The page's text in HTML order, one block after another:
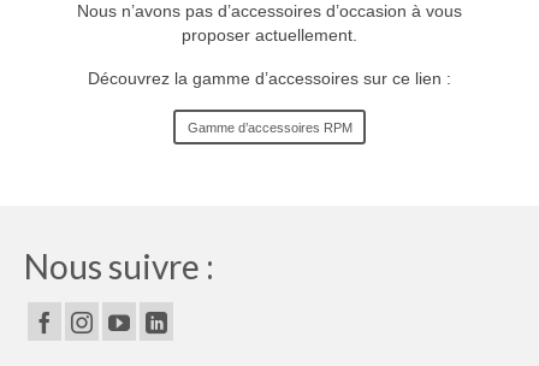
Nous n’avons pas d’accessoires d’occasion à vous
proposer actuellement.
Découvrez la gamme d’accessoires sur ce lien :
Gamme d’accessoires RPM
Nous suivre :